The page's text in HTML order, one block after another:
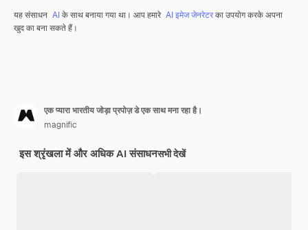
यह संसाधन AIके साथ बनाया गया था। आप हमारे AI इमेज जेनरेटरका उपयोग करके अपना
खुद का बना सकते हैं।
एक प्यारा भारतीय जोड़ा प्रपोज़ डे एक साथ मना रहा है।
magnific
इस श्रृंखला में और अधिक AI संसाधनसभी देखें